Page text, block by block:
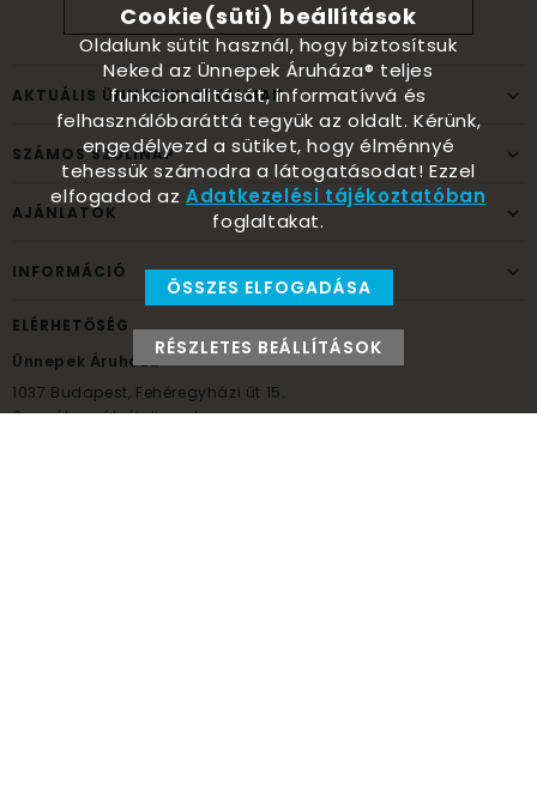
AKTUÁLIS ÜNNEPEK, ALKALMAK
SZÁMOS SZÜLINAP
AJÁNLATOK
INFORMÁCIÓ
ELÉRHETŐSÉG
Ünnepek Áruháza
1037 Budapest, Fehéregyházi út 15.
Személyes átvételi pont
Cookie(süti) beállítások
Oldalunk sütit használ, hogy biztosítsuk
Neked az Ünnepek Áruháza® teljes
funkcionalitását, informatívvá és
felhasználóbaráttá tegyük az oldalt. Kérünk,
engedélyezd a sütiket, hogy élménnyé
tehessük számodra a látogatásodat! Ezzel
elfogadod azAdatkezelési tájékoztatóban
foglaltakat.
ÖSSZES ELFOGADÁSA
RÉSZLETES BEÁLLÍTÁSOK